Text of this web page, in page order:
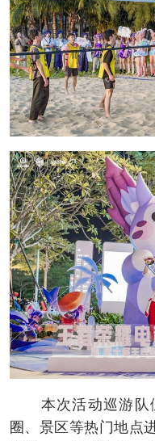
本次活动巡游队
圈、景区等热门地点